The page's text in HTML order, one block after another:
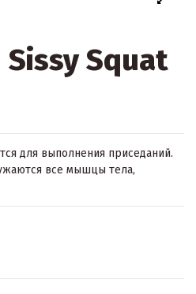
Squat
для выполнения приседаний.
все мышцы тела,